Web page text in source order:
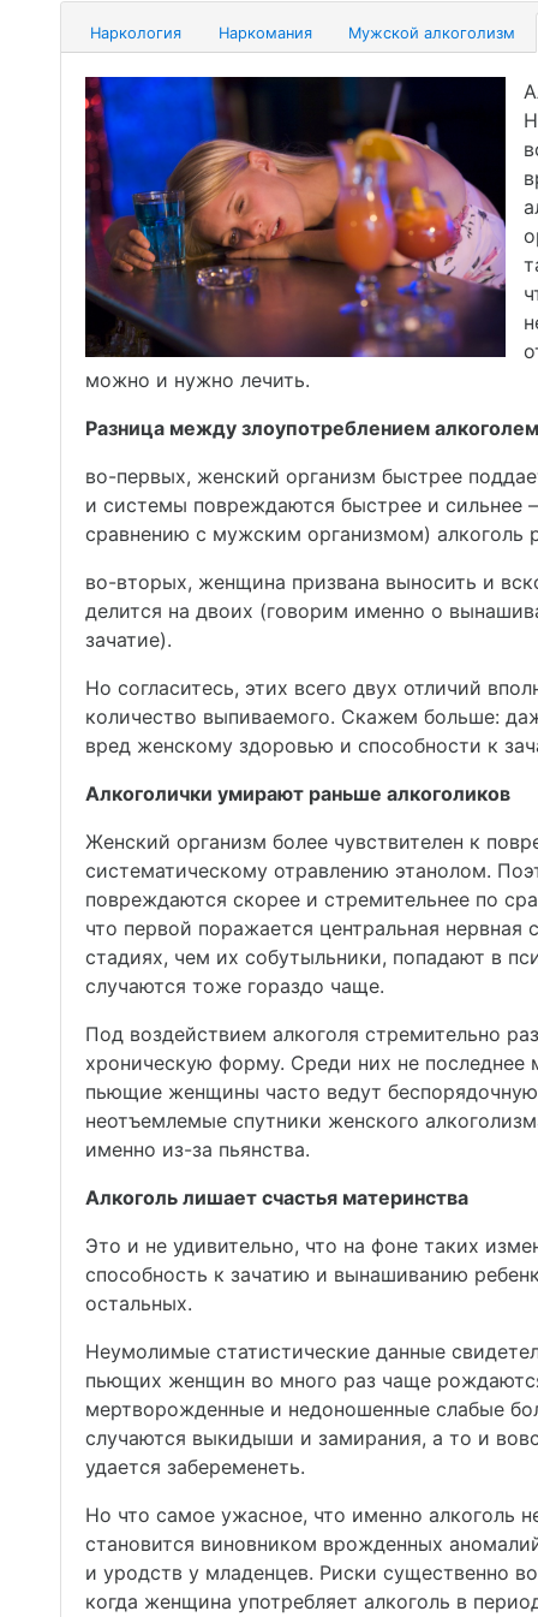
Наркология Наркомания Мужской алкоголизм
можно и нужно лечить.
Разница между злоупотреблением
во-первых, женский организм быстрее
и системы повреждаются быстрее и
сравнению с мужским организмом) алкоголь
во-вторых, женщина призвана выносить и
делится на двоих (говорим именно о
зачатие).
Но согласитесь, этих всего двух отличий
количество выпиваемого. Скажем больше:
вред женскому здоровью и способности к
Алкоголички умирают раньше алкоголиков
Женский организм более чувствителен к
систематическому отравлению этанолом.
повреждаются скорее и стремительнее по
что первой поражается центральная нервная
стадиях, чем их собутыльники, попадают в
случаются тоже гораздо чаще.
Под воздействием алкоголя стремительно
хроническую форму. Среди них не последнее
пьющие женщины часто ведут
неотъемлемые спутники женского
именно из-за пьянства.
Алкоголь лишает счастья материнства
Это и не удивительно, что на фоне таких
способность к зачатию и вынашиванию
остальных.
Неумолимые статистические данные
пьющих женщин во много раз чаще
мертворожденные и недоношенные слабые
случаются выкидыши и замирания, а то и
удается забеременеть.
Но что самое ужасное, что именно алкоголь
становится виновником врожденных
и уродств у младенцев. Риски существенно
когда женщина употребляет алкоголь в